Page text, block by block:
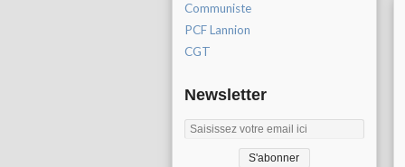
Communiste
PCF Lannion
CGT
Newsletter